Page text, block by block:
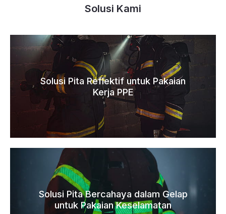
Solusi Kami
Solusi Pita Reflektif untuk Pakaian
Kerja PPE
Solusi Pita Bercahaya dalam Gelap
untuk Pakaian Keselamatan